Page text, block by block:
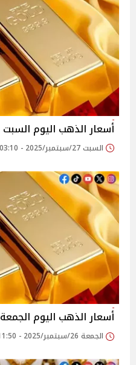
أسعار الذهب اليوم السبت 27/9/2025
السبت 27/سبتمبر/2025 - 03:10 م
أسعار الذهب اليوم الجمعة 26/9/2025
الجمعة 26/سبتمبر/2025 - 11:50 ص